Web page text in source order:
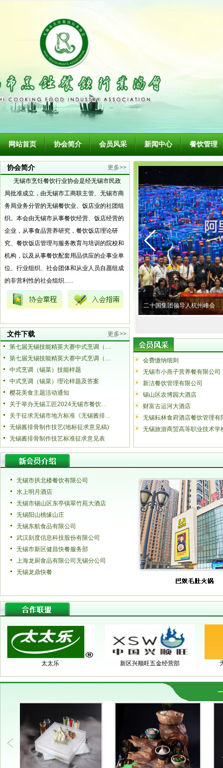
网站首页 协会简介 会员风采 新闻中心 餐饮管理
协会简介
更多>>
无锡市烹饪餐饮行业协会是经无锡市民政
局批准成立，由无锡市工商联主管、无锡市商
务局业务分管的无锡餐饮业、饭店业的社团组
织。本会由无锡市从事餐饮经营、饭店经营的
企业，从事食品营养研究，餐饮饭店理论研
究、餐饮饭店管理与服务教育与培训的院校和
机构，以及从事餐饮配套用品供应的企事业单
位、行业组织、社会团体和从业人员自愿组成
的非营利性的社会组织......
文件下载
更多>>
第七届无锡技能精英大赛中式烹调（锡菜）项目选拔赛报名表
第七届无锡技能精英大赛中式烹调（锡菜）项目技术文件
中式烹调（锡菜）技能样题
中式烹调（锡菜）理论样题及答案
樱花美食主题活动通知
关于举办无锡工匠2024无锡市餐饮职业技能竞赛的通知
关于征求无锡市地方标准《无锡酱排骨制作技艺（征求意见稿）》意见的公告
无锡酱排骨制作技艺(地标征求意见稿)
无锡酱排骨制作技艺标准征求意见表
亮考察行加油成功 二十国集团领导人杭州峰会
会费缴纳细则
无锡市小燕子营养餐有限公司
新洁餐饮管理有限公司
锡山区农博园大酒店
财富古运河大酒店
无锡耘林食府酒店餐饮管理有
无锡旅游商贸高等职业技术学
无锡市拱北楼餐饮有限公司
水上明月酒店
无锡市锡山区东亭镇翠竹苑大酒店
无锡阳山桃缘山庄
无锡东航食品有限公司
武汉刻度信息科技股份有限公司
无锡市新区健昌快餐服务部
上海龙厨食品有限公司无锡分公司
无锡龙鼎快餐
太太乐 新区兴顺旺五金经营部